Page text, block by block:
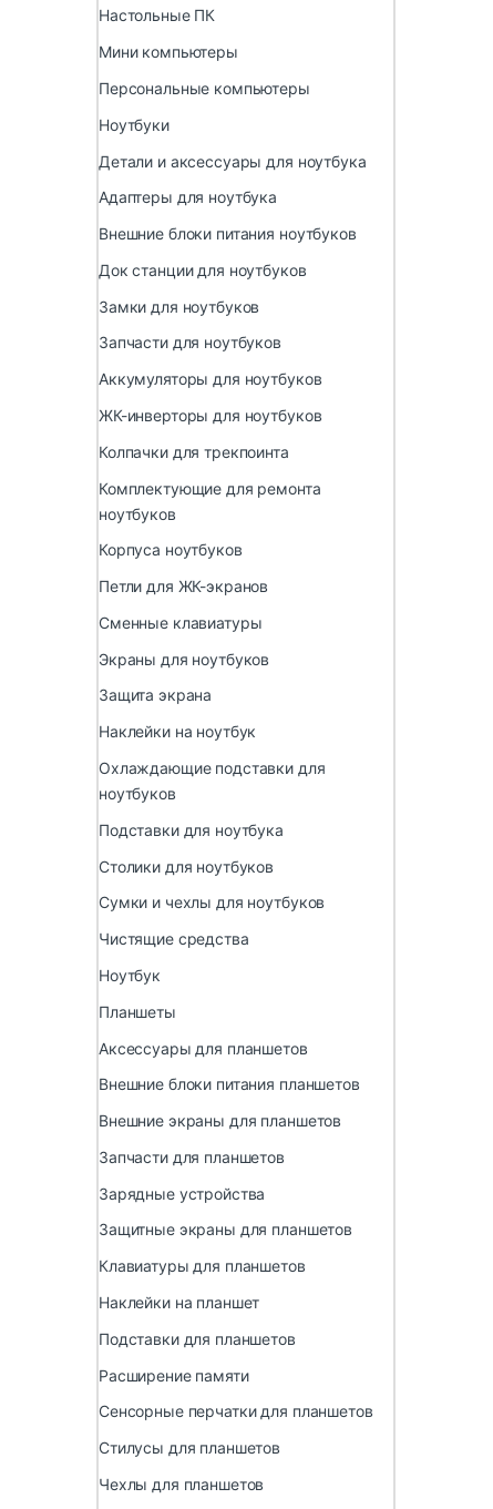
Настольные ПК
Мини компьютеры
Персональные компьютеры
Ноутбуки
Детали и аксессуары для ноутбука
Адаптеры для ноутбука
Внешние блоки питания ноутбуков
Док станции для ноутбуков
Замки для ноутбуков
Запчасти для ноутбуков
Аккумуляторы для ноутбуков
ЖК-инверторы для ноутбуков
Колпачки для трекпоинта
Комплектующие для ремонта
ноутбуков
Корпуса ноутбуков
Петли для ЖК-экранов
Сменные клавиатуры
Экраны для ноутбуков
Защита экрана
Наклейки на ноутбук
Охлаждающие подставки для
ноутбуков
Подставки для ноутбука
Столики для ноутбуков
Сумки и чехлы для ноутбуков
Чистящие средства
Ноутбук
Планшеты
Аксессуары для планшетов
Внешние блоки питания планшетов
Внешние экраны для планшетов
Запчасти для планшетов
Зарядные устройства
Защитные экраны для планшетов
Клавиатуры для планшетов
Наклейки на планшет
Подставки для планшетов
Расширение памяти
Сенсорные перчатки для планшетов
Стилусы для планшетов
Чехлы для планшетов